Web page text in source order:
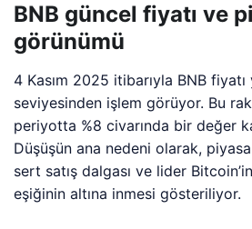
BNB güncel fiyatı ve
görünümü
4 Kasım 2025 itibarıyla BNB
seviyesinden işlem görüyor. Bu
periyotta %8 civarında bir değer
Düşüşün ana nedeni olarak,
sert satış dalgası ve lider
eşiğinin altına inmesi gösteriliyor.